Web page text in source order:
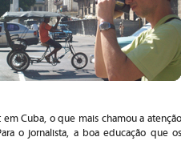
Cuba, o que mais chamou a atenção
o jornalista, a boa educação que os